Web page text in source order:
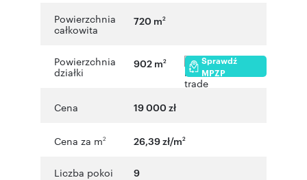
Powierzchnia
całkowita
720 m2
Powierzchnia
działki
902 m2
Sprawdź
MPZP
Cena 19 000 zł
Cena za m2 26,39 zł/m2
Liczba pokoi 9